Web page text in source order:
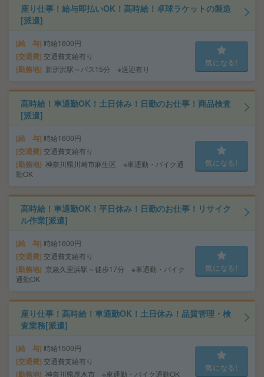
座り仕事！給与即払いOK！高時給！卓球ラケットの製造
[派遣]
給 与 時給1600円
交通費 交通費支給有り
勤務地 新所沢駅～バス15分 ※送迎有り
気になる!
高時給！車通勤OK！土日休み！日勤のお仕事！商品検査
[派遣]
給 与 時給1600円
交通費 交通費支給有り
勤務地 神奈川県川崎市麻生区 ※車通勤・バイク通
勤OK
気になる!
高時給！車通勤OK！平日休み！日勤のお仕事！リサイク
ル作業[派遣]
給 与 時給1600円
交通費 交通費支給有り
勤務地
京急久里浜駅～徒歩17分 ※車通勤・バイク
通勤OK
気になる!
座り仕事！高時給！車通勤OK！土日休み！品質管理・検
査業務[派遣]
給 与 時給1500円
交通費 交通費支給有り
勤務地 神奈川県厚木市 ※車通勤・バイク通勤OK
気になる!